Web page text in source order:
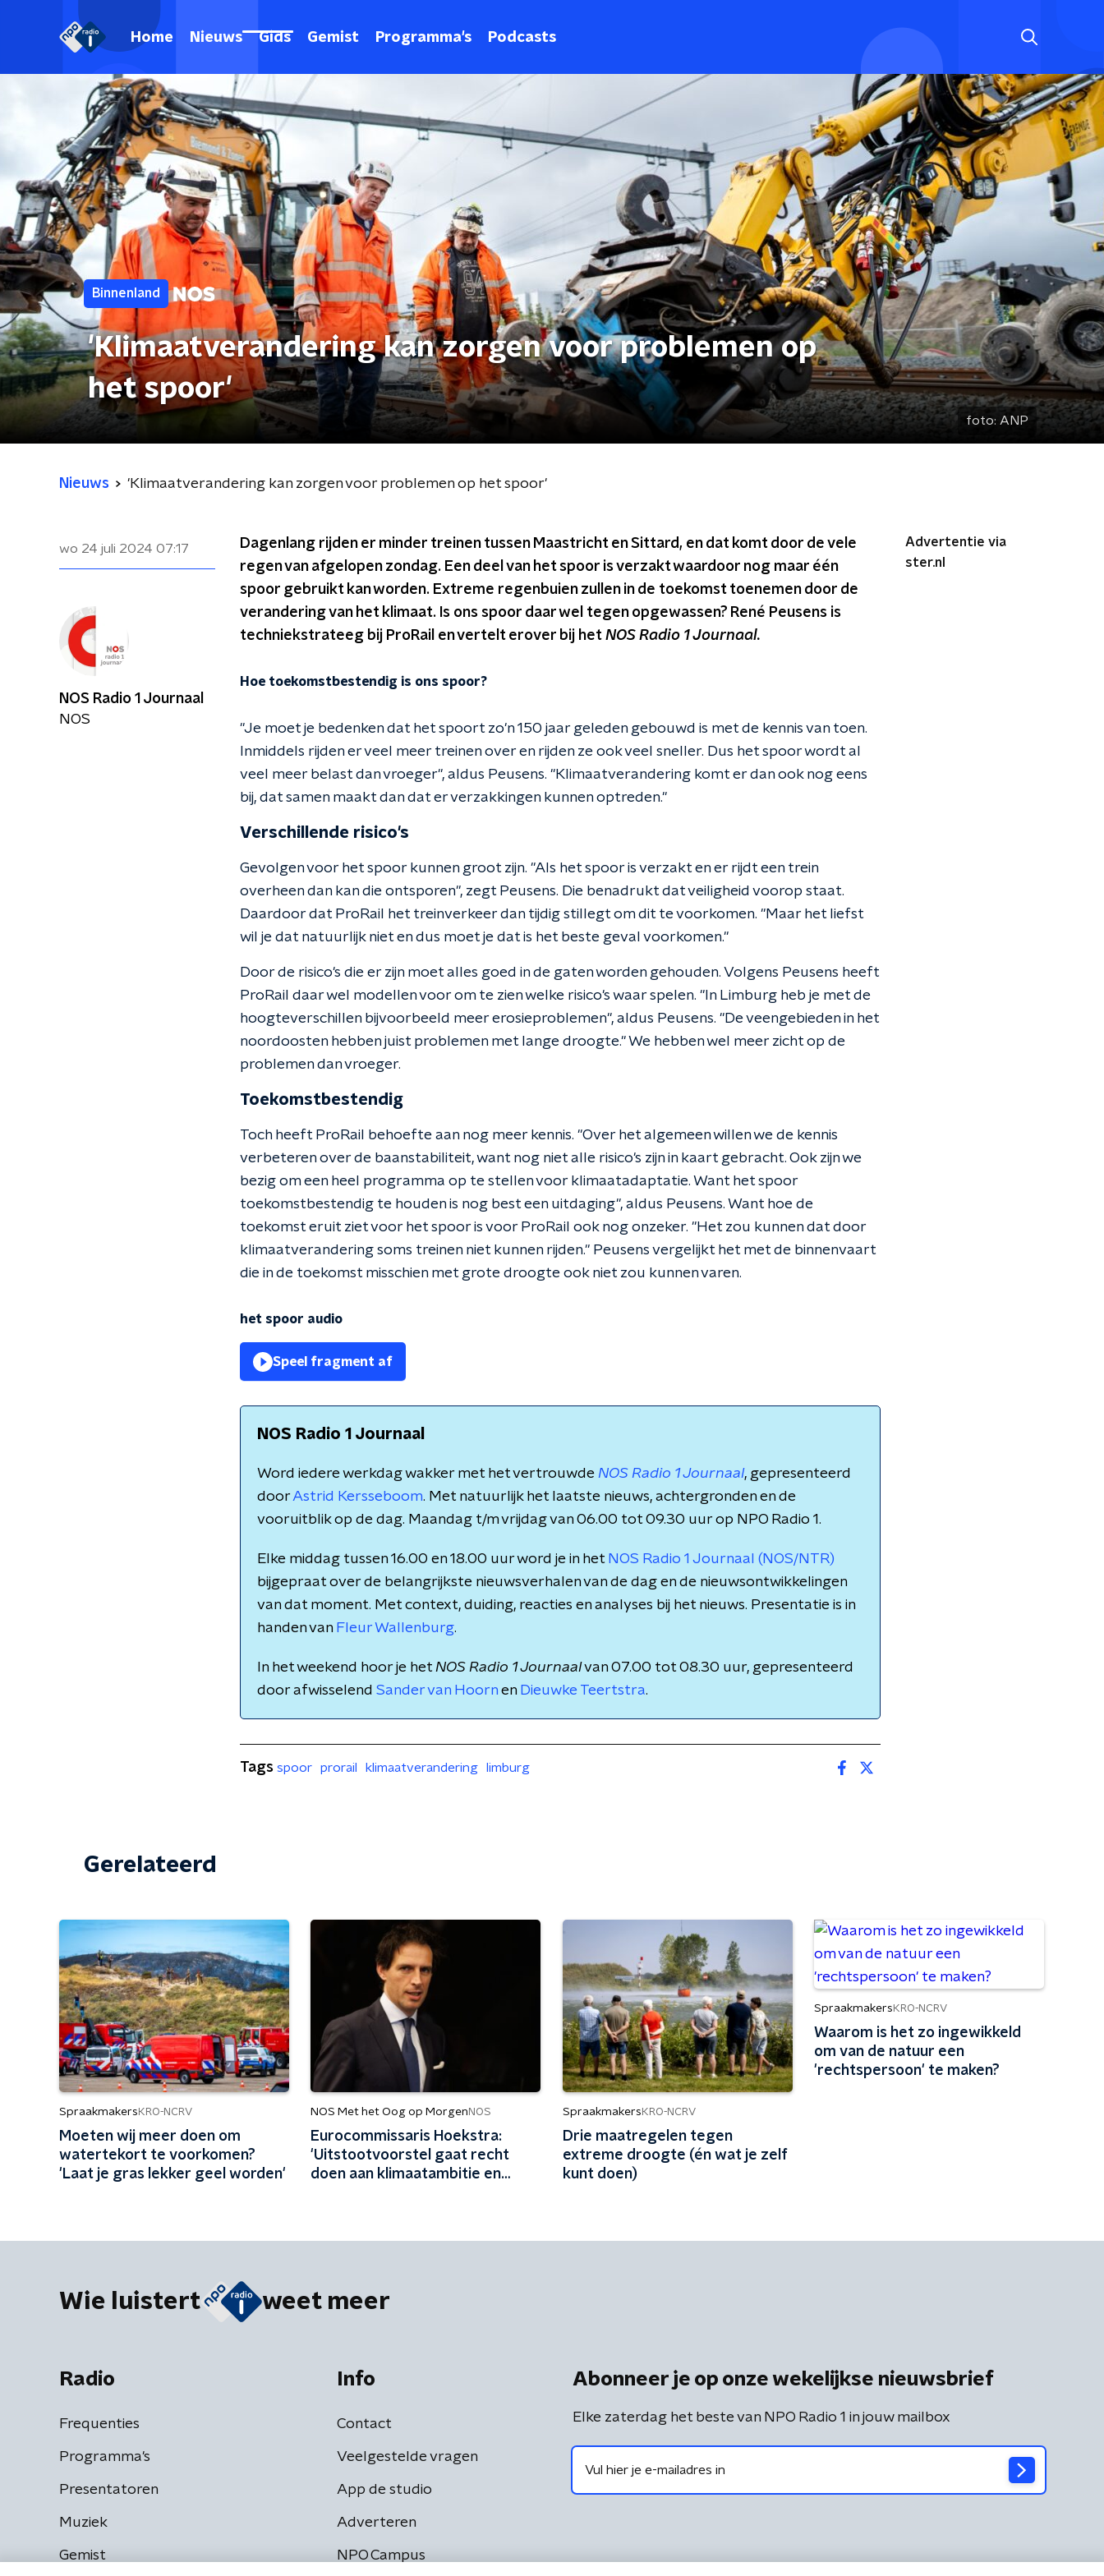
Home Nieuws Gids Gemist Programma's Podcasts
Binnenland
'Klimaatverandering kan zorgen voor problemen op
het spoor'
foto: ANP
Nieuws 'Klimaatverandering kan zorgen voor problemen op het spoor'
wo 24 juli 2024 07:17
Dagenlang rijden er minder treinen tussen Maastricht en Sittard, en dat komt door de vele
regen van afgelopen zondag. Een deel van het spoor is verzakt waardoor nog maar één
spoor gebruikt kan worden. Extreme regenbuien zullen in de toekomst toenemen door de
verandering van het klimaat. Is ons spoor daar wel tegen opgewassen? René Peusens is
techniekstrateeg bij ProRail en vertelt erover bij het NOS Radio 1 Journaal.
Hoe toekomstbestendig is ons spoor?
"Je moet je bedenken dat het spoort zo'n 150 jaar geleden gebouwd is met de kennis van toen.
Inmiddels rijden er veel meer treinen over en rijden ze ook veel sneller. Dus het spoor wordt al
veel meer belast dan vroeger", aldus Peusens. "Klimaatverandering komt er dan ook nog eens
bij, dat samen maakt dan dat er verzakkingen kunnen optreden."
Verschillende risico's
Gevolgen voor het spoor kunnen groot zijn. "Als het spoor is verzakt en er rijdt een trein
overheen dan kan die ontsporen", zegt Peusens. Die benadrukt dat veiligheid voorop staat.
Daardoor dat ProRail het treinverkeer dan tijdig stillegt om dit te voorkomen. "Maar het liefst
wil je dat natuurlijk niet en dus moet je dat is het beste geval voorkomen."
Door de risico's die er zijn moet alles goed in de gaten worden gehouden. Volgens Peusens heeft
ProRail daar wel modellen voor om te zien welke risico's waar spelen. "In Limburg heb je met de
hoogteverschillen bijvoorbeeld meer erosieproblemen", aldus Peusens. "De veengebieden in het
noordoosten hebben juist problemen met lange droogte." We hebben wel meer zicht op de
problemen dan vroeger.
Toekomstbestendig
Toch heeft ProRail behoefte aan nog meer kennis. "Over het algemeen willen we de kennis
verbeteren over de baanstabiliteit, want nog niet alle risico's zijn in kaart gebracht. Ook zijn we
bezig om een heel programma op te stellen voor klimaatadaptatie. Want het spoor
toekomstbestendig te houden is nog best een uitdaging", aldus Peusens. Want hoe de
toekomst eruit ziet voor het spoor is voor ProRail ook nog onzeker. "Het zou kunnen dat door
klimaatverandering soms treinen niet kunnen rijden." Peusens vergelijkt het met de binnenvaart
die in de toekomst misschien met grote droogte ook niet zou kunnen varen.
het spoor audio
Speel fragment af
NOS Radio 1 Journaal
Word iedere werkdag wakker met het vertrouwde NOS Radio 1 Journaal, gepresenteerd
doorAstrid Kersseboom. Met natuurlijk het laatste nieuws, achtergronden en de
vooruitblik op de dag. Maandag t/m vrijdag van 06.00 tot 09.30 uur op NPO Radio 1.
Elke middag tussen 16.00 en 18.00 uur word je in het NOS Radio 1 Journaal (NOS/NTR)
bijgepraat over de belangrijkste nieuwsverhalen van de dag en de nieuwsontwikkelingen
van dat moment. Met context, duiding, reacties en analyses bij het nieuws. Presentatie is in
handen van Fleur Wallenburg.
In het weekend hoor je het NOS Radio 1 Journaalvan 07.00 tot 08.30 uur, gepresenteerd
door afwisselend Sander van Hoorn en Dieuwke Teertstra.
Advertentie via
ster.nl
NOS Radio 1 Journaal
NOS
Tags spoor prorail klimaatverandering limburg
Gerelateerd
Spraakmakers KRO-NCRV
Moeten wij meer doen om
watertekort te voorkomen?
'Laat je gras lekker geel worden'
NOS Met het Oog op Morgen NOS
Eurocommissaris Hoekstra:
'Uitstootvoorstel gaat recht
doen aan klimaatambitie en
Spraakmakers KRO-NCRV
Drie maatregelen tegen
extreme droogte (én wat je zelf
kunt doen)
Spraakmakers KRO-NCRV
Waarom is het zo ingewikkeld
om van de natuur een
'rechtspersoon' te maken?
Wie luistert weet meer
Radio
Frequenties
Programma's
Presentatoren
Muziek
Gemist
Info
Contact
Veelgestelde vragen
App de studio
Adverteren
NPO Campus
Abonneer je op onze wekelijkse nieuwsbrief
Elke zaterdag het beste van NPO Radio 1 in jouw mailbox